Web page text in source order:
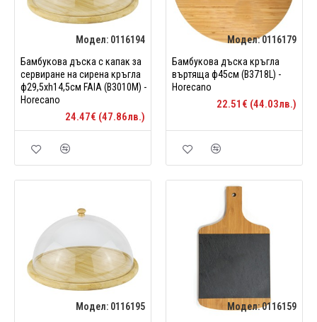
Модел: 0116194
Бамбукова дъска с капак за
сервиране на сирена кръгла
ф29,5xh14,5см FAIA (B3010M) -
Horecano
24.47€ (47.86лв.)
Модел:0116179
Бамбукова дъска кръгла
въртяща ф45см (B3718L) -
Horecano
22.51€ (44.03лв.)
Модел: 0116195 Модел:0116159